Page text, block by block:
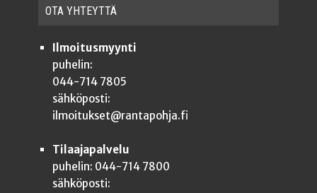
OTA YHTEYT­TÄ
Ilmoitusmyynti
puhelin:
044-714 7805
sähköposti:
ilmoitukset@rantapohja.fi
Tilaajapalvelu
puhelin: 044-714 7800
sähköposti: